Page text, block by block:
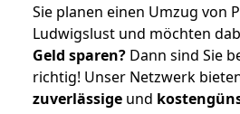
Sie planen einen Umzug von
Ludwigslust und möchten
Geld sparen? Dann sind Sie
richtig! Unser Netzwerk
zuverlässige und